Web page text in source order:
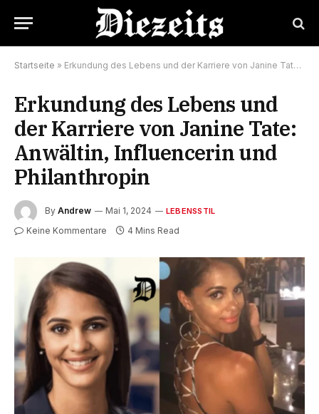
Startseite » Erkundung des Lebens und der Karriere von Janine Tate: Anwältin, Influencerin und Philanthropin
Erkundung des Lebens und
der Karriere von Janine Tate:
Anwältin, Influencerin und
Philanthropin
By Andrew Mai 1, 2024 LEBENSSTIL
Keine Kommentare 4 Mins Read